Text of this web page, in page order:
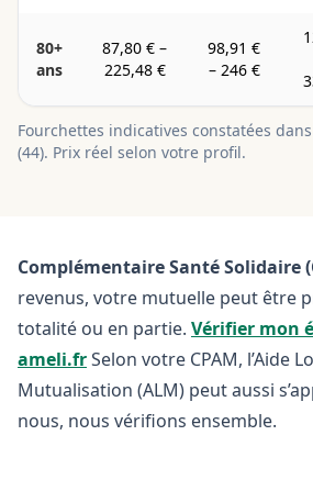
80+
ans
87,80 € –
225,48 €
98,91 €
– 246 €
Fourchettes indicatives constatées
(44). Prix réel selon votre profil.
Complémentaire Santé Solidaire
revenus, votre mutuelle peut être
totalité ou en partie. Vérifier mon
ameli.frSelon votre CPAM, l’Aide
Mutualisation (ALM) peut aussi
nous, nous vérifions ensemble.